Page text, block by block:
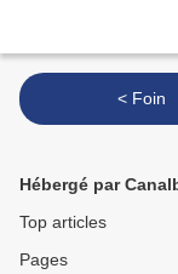
< Foin
Hébergé par
Top articles
Pages